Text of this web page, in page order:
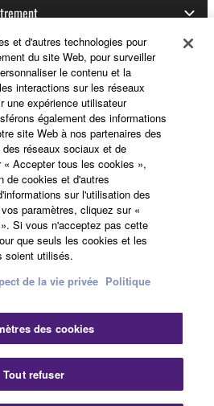
Conditions d'utilisation
privéePolitique relative aux cookies
Mentions légales
et d'autres technologies pour
du site Web, pour surveiller
le contenu et la
interactions sur les réseaux
une expérience utilisateur
également des informations
site Web à nos partenaires des
réseaux sociaux et de
Accepter tous les cookies »,
de cookies et d'autres
sur l'utilisation des
paramètres, cliquez sur «
Si vous n'acceptez pas cette
que seuls les cookies et les
soient utilisés.
de la vie privée Politique
des cookies
Tout refuser